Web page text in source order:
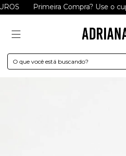
Primeira Compra? Use o